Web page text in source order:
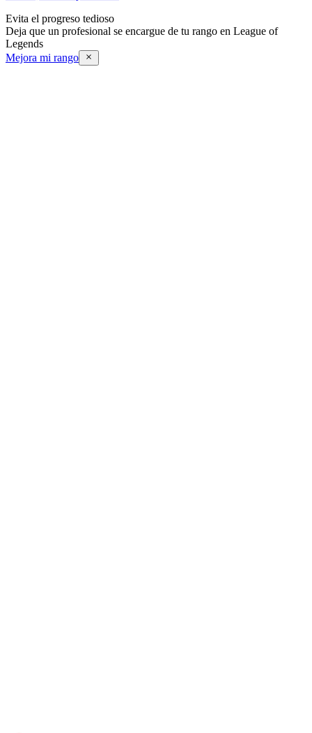
Evita el progreso tedioso
Deja que un profesional se encargue de tu rango en League of
Legends
Mejora mi rango